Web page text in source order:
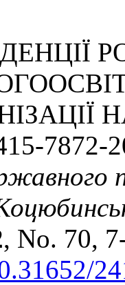
7872-
, No. 70,